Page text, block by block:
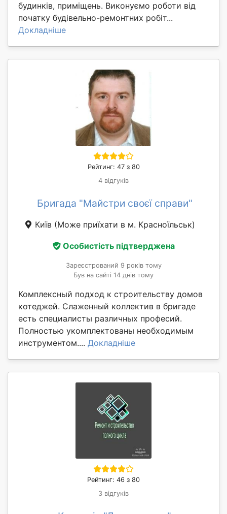
будинків, приміщень. Виконуємо роботи від
початку будівельно-ремонтних робіт...
Докладніше
Рейтинг: 47 з 80
4 відгуків
Бригада "Майстри своєї справи"
Київ (Може приїхати в м. Красноїльськ)
Особистість підтверджена
Зареєстрований 9 років тому
Був на сайті 14 днів тому
Комплексный подход к строительству домов
котеджей. Слаженный коллектив в бригаде
есть специалисты различных професий.
Полностью укомплектованы необходимым
инструментом.... Докладніше
Рейтинг: 46 з 80
3 відгуків